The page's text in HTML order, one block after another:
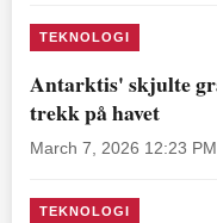
TEKNOLOGI
Antarktis' skjulte
trekk på havet
March 7, 2026 12:23 PM
TEKNOLOGI